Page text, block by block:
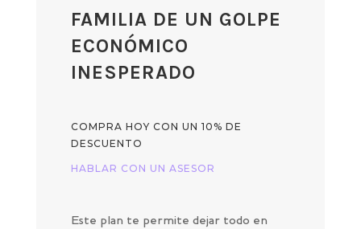
FAMILIA DE UN GOLPE
ECONÓMICO
INESPERADO
COMPRA HOY CON UN 10% DE
DESCUENTO
HABLAR CON UN ASESOR
Este plan te permite dejar todo en